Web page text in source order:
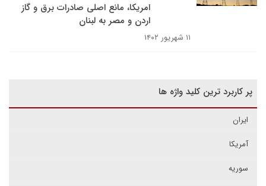
امریکا، مانع اصلی صادرات برق و گاز
اردن و مصر به لبنان
۱۱ شهریور ۱۴۰۲
پر کاربرد ترین کلید واژه ها
ایران
آمریکا
سوریه